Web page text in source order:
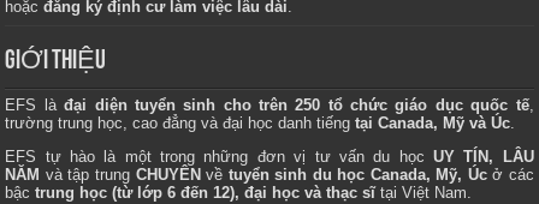
hoặcđăng ký định cư làm việc lâu dài.
GIỚI THIỆU
EFS làđại diện tuyển sinh cho trên 250 tổ chức giáo dục quốc tế,
trường trung học, cao đẳng và đại học danh tiếng tại Canada, Mỹ và Úc.
EFS tự hào là một trong những đơn vị tư vấn du học UY TÍN, LÂU
NĂM và tập trung CHUYÊN về tuyển sinh du học Canada, Mỹ, Úcở các
bậctrung học (từ lớp 6 đến 12), đại học và thạc sĩtại Việt Nam.